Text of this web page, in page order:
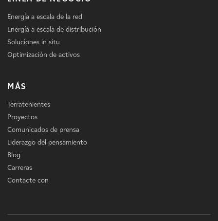
Energía a escala de la red
Energía a escala de distribución
Soluciones in situ
Optimización de activos
MÁS
Terratenientes
Proyectos
Comunicados de prensa
Liderazgo del pensamiento
Blog
Carreras
Contacte con